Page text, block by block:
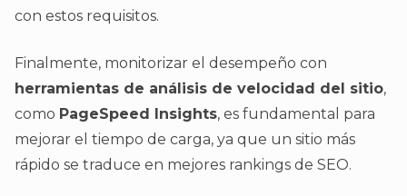
con estos requisitos.
Finalmente, monitorizar el desempeño con
herramientas de análisis de velocidad del sitio,
como PageSpeed Insights, es fundamental para
mejorar el tiempo de carga, ya que un sitio más
rápido se traduce en mejores rankings de SEO.